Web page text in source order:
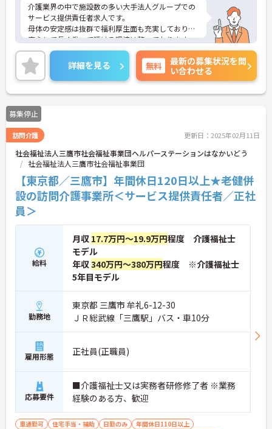
介護業界の中で施設数の多い大手法人グループでの
サービス提供責任者求人です。
母体の安定感は抜群で福利厚生面も充実しており、
安心して長く働いて頂ける環境は整っております。
また、頑張りがきちんと評価に繋がります。
ご興味のある方はぜひお気軽にお問い合わせくださ
い。
詳細を見る 無料
最新の募集状況を問
い合わせる
募集停止
訪問介護 更新日：2025年02月11日
社会福祉法人三鷹市社会福祉事業団ヘルパーステーションはなかいどう
社会福祉法人三鷹市社会福祉事業団
【東京都／三鷹市】年間休日120日以上★老健併
設の訪問介護事業所＜サービス提供責任者／正社
員＞
給料
月収 17.7万円～19.9万円程度 介護福祉士
モデル
年収340万円～380万円程度 ※介護福祉士
5年目モデル
勤務地
東京都 三鷹市 牟礼6-12-30
ＪＲ総武線「三鷹駅」バス・車10分
雇用形態 正社員(正職員)
応募要件
■介護福祉士又は実務者研修修了者 ※業務
経験のある方、歓迎
車通勤可 住宅手当・補助 日勤のみ
年間休日110日以上